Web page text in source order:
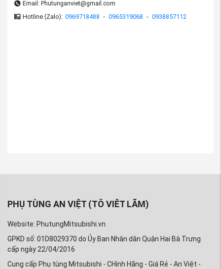
Email: Phutunganviet@gmail.com
Hotline (Zalo): 0969718488 - 0965319068 - 0938857112
PHỤ TÙNG AN VIỆT (TÔ VIÊT LÃM)
Website: PhutungMitsubishi.vn
GPKD số: 01D8029370 do Ủy Ban Nhân dân Quận Hai Bà Trưng
cấp ngày 22/04/2016
Cung cấp Phụ tùng Mitsubishi - CHính Hãng - Giá Rẻ - An Việt -